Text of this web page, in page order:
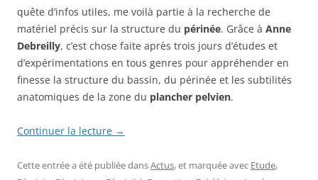
quête d’infos utiles, me voilà partie à la recherche de
matériel précis sur la structure du périnée. Grâce à Anne
Debreilly, c’est chose faite après trois jours d’études et
d’expérimentations en tous genres pour appréhender en
finesse la structure du bassin, du périnée et les subtilités
anatomiques de la zone du plancher pelvien.
Continuer la lecture →
Cette entrée a été publiée dansActus, et marquée avec Etude,